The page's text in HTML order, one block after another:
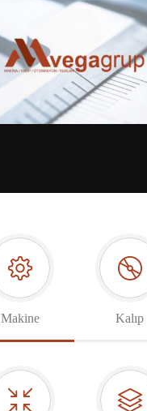
Makine Kalıp